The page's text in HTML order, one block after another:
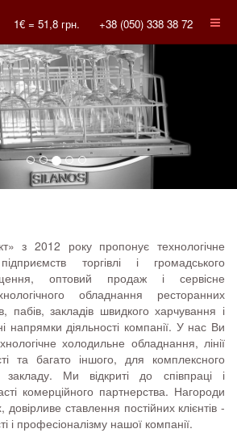
1€ = 51,8 грн. +38 (050) 338 38 72
з 2012 року пропонує технологічне
торгівлі і громадського
оптовий продаж і сервісне
обладнання ресторанних
пабів, закладів швидкого харчування і
напрямки діяльності компанії. У нас Ви
холодильне обладнання, лінії
та багато іншого, для комплексного
Ми відкриті до співпраці і
комерційного партнерства. Нагороди
довірливе ставлення постійних клієнтів -
і професіоналізму нашої компанії.